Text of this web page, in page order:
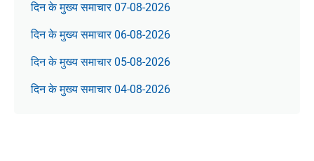
दिन के मुख्य समाचार 07-08-2026
दिन के मुख्य समाचार 06-08-2026
दिन के मुख्य समाचार 05-08-2026
दिन के मुख्य समाचार 04-08-2026